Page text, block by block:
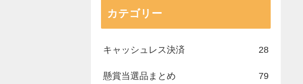
カテゴリー
キャッシュレス決済 28
懸賞当選品まとめ 79